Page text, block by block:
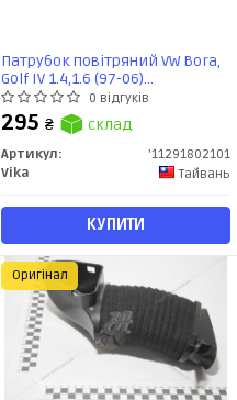
Патрубок повітряний VW Bora,
Golf IV 1.4,1.6 (97-06)
(11291802101) VIKA
0 відгуків
295 ₴ склад
Артикул:
'11291802101
Vika
Тайвань
КУПИТИ
Оригінал